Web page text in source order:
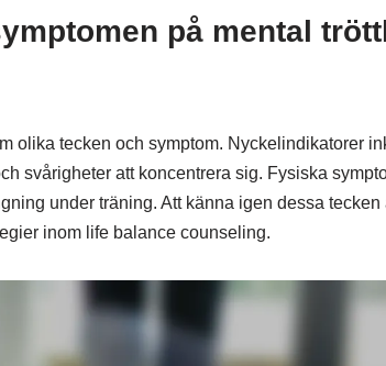
på mental
olika tecken och symptom. Nyckelindikatorer
svårigheter att koncentrera sig. Fysiska
under träning. Att känna igen dessa tecken
inom life balance counseling.